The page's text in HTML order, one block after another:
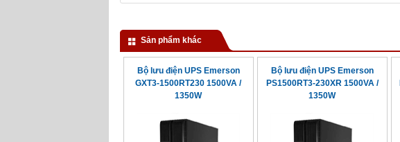
Sản phẩm khác
Bộ lưu điện UPS Emerson
GXT3-1500RT230 1500VA /
1350W
Bộ lưu điện UPS Emerson
PS1500RT3-230XR 1500VA /
1350W